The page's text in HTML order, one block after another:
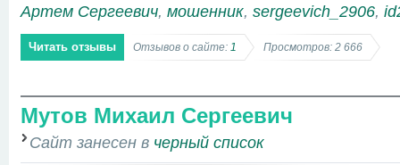
Артем Сергеевич, мошенник, sergeevich_2906,
Читать отзывы Отзывов о сайте: 1 Просмотров: 2 666
Мутов Михаил Сергеевич
Сайт занесен в черный список